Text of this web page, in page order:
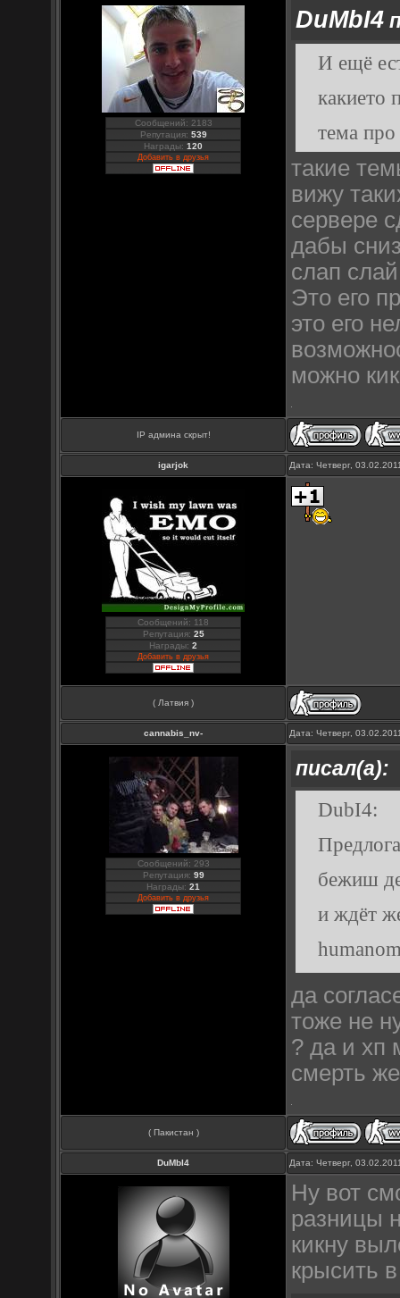
Сообщений: 2183
Репутация: 539
Награды:120
Добавить в друзья
DuMbI4
И ещё
какието
тема
такие
вижу
сервере
дабы
слап
Это его
это его
можно
IP админа скрыт!
igarjok Дата: Четверг,
Сообщений: 118
Репутация: 25
Награды:2
Добавить в друзья
( Латвия )
cannabis_nv- Дата: Четверг,
Сообщений: 293
Репутация: 99
Награды:21
Добавить в друзья
писал(а):
DubI4:
бежиш
и ждёт
да
тоже не
? да и хп
смерть
( Пакистан )
DuMbI4 Дата: Четверг,
Ну вот
разницы
кикну
крысить